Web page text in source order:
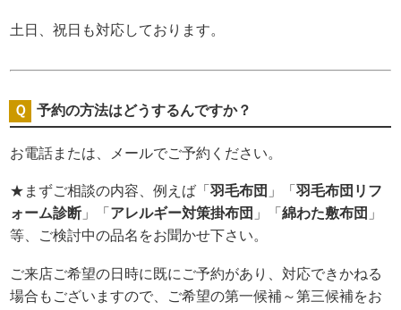
土日、祝日も対応しております。
予約の方法はどうするんですか？
お電話または、メールでご予約ください。
★まずご相談の内容、例えば「羽毛布団 」「羽毛布団リフ
ォーム診断 」「 アレルギー対策掛布団 」「綿わた敷布団 」
等、ご検討中の品名をお聞かせ下さい。
ご来店ご希望の日時に既にご予約があり、対応できかねる
場合もございますので、ご希望の第一候補～第三候補をお